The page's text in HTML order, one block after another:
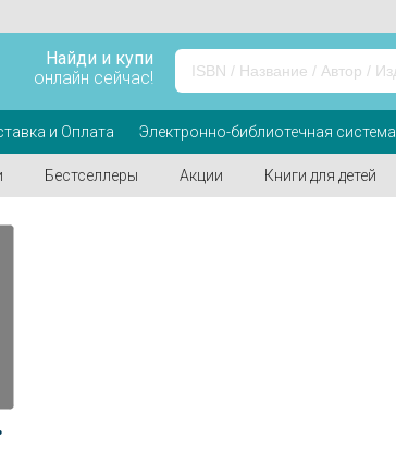
Найди и купи
онлайн сейчас!
и Оплата Электронно-библиотечная система
Бестселлеры Акции Книги для детей